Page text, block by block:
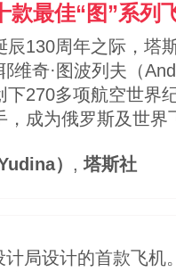
款最佳“图”系列
130周年之际，塔
维奇·图波列夫（
270多项航空世界
成为俄罗斯及世界
） ,塔斯社
局设计的首款飞